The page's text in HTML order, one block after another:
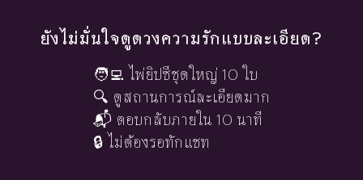
ยังไม่มั่นใจดูดวงความรักแบบละเอียด?
🧑‍💻 ไพ่ยิปซีชุดใหญ่ 10 ใบ
🔍 ดูสถานการณ์ละเอียดมาก
📬 ตอบกลับภายใน 10 นาที
🔒 ไม่ต้องรอทักแชท